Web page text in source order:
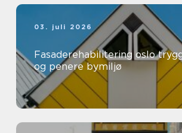
03. juli 2026
Fasaderehabilitering oslo tryggere bygg
og penere bymiljø